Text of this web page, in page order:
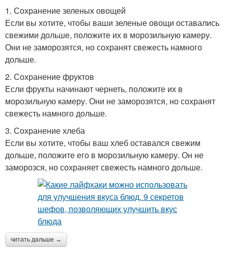
1. Сохранение зеленых овощей
Если вы хотите, чтобы ваши зеленые овощи оставались
свежими дольше, положите их в морозильную камеру.
Они не заморозятся, но сохранят свежесть намного
дольше.
2. Сохранение фруктов
Если фрукты начинают чернеть, положите их в
морозильную камеру. Они не заморозятся, но сохранят
свежесть намного дольше.
3. Сохранение хлеба
Если вы хотите, чтобы ваш хлеб оставался свежим
дольше, положите его в морозильную камеру. Он не
заморозся, но сохраняет свежесть намного дольше.
читать дальше →